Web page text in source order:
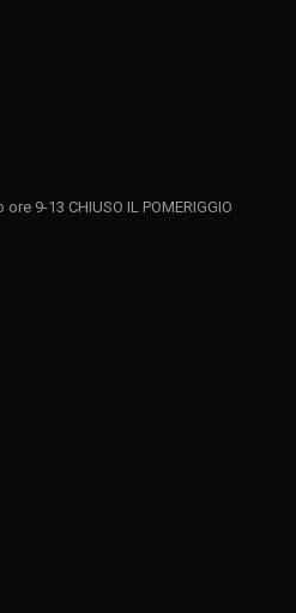
9-13 CHIUSO IL POMERIGGIO